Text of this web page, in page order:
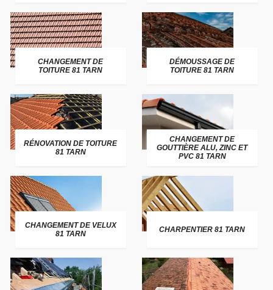
CHANGEMENT DE
TOITURE 81 TARN
DÉMOUSSAGE DE
TOITURE 81 TARN
RÉNOVATION DE TOITURE
81 TARN
CHANGEMENT DE
GOUTTIÈRE ALU, ZINC ET
PVC 81 TARN
CHANGEMENT DE VELUX
81 TARN
CHARPENTIER 81 TARN